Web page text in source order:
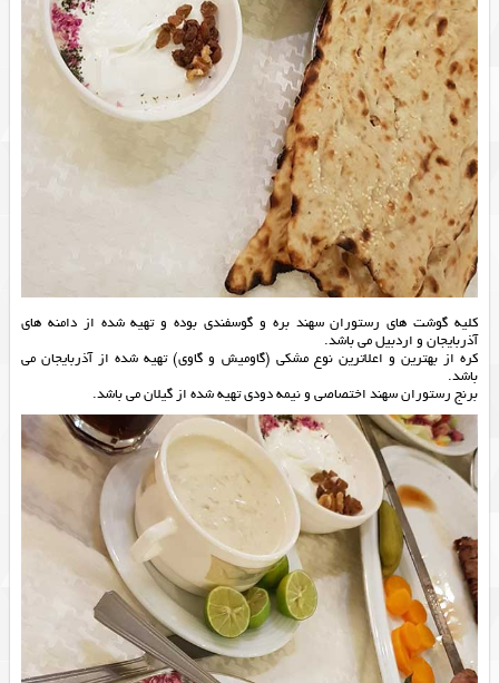
کلیه گوشت های رستوران سهند بره و گوسفندی بوده و تهیه شده از دامنه های
آذربایجان و اردبیل می باشد.
کره از بهترین و اعلاترین نوع مشکی (گاومیش و گاوی) تهیه شده از آذربایجان می
باشد.
برنج رستوران سهند اختصاصی و نیمه دودی تهیه شده از گیلان می باشد.